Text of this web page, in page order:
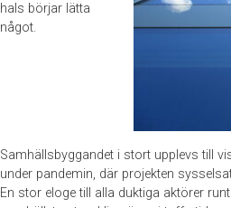
hals börjar lätta
något.
Samhällsbyggandet i stort upplevs till
under pandemin, där projekten
En stor eloge till alla duktiga aktörer